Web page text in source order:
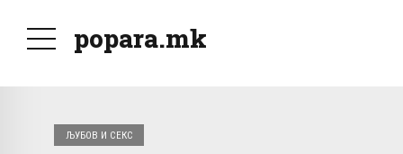
popara.mk
ЉУБОВ И СЕКС